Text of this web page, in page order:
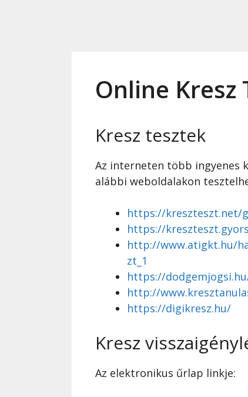
Online Kresz
Kresz tesztek
Az interneten több ingyenes
alábbi weboldalakon
https://kreszteszt.net/
https://
http://www.atigkt.hu/
zt_1
https://
http://
https://digikresz.hu/
Kresz
Az elektronikus űrlap linkje: